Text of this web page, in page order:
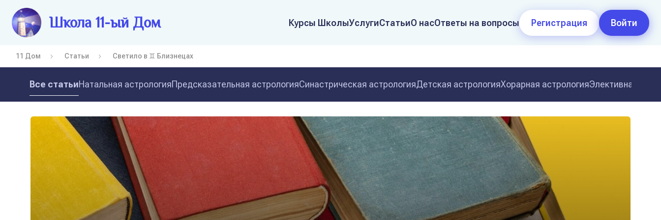
Школа 11-ый Дом Курсы ШколыУслугиСтатьиО насОтветы на вопросы Регистрация Войти
11 Дом Статьи Светило в ♊ Близнецах
Все статьиНатальная астрологияПредсказательная астрологияСинастрическая астрологияДетская астрологияХорарная астрологияЭлективная